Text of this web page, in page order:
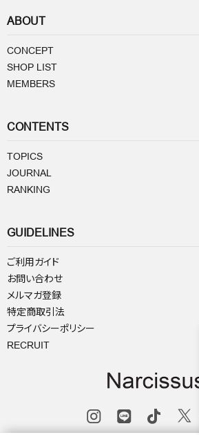
ABOUT
CONCEPT
SHOP LIST
MEMBERS
CONTENTS
TOPICS
JOURNAL
RANKING
GUIDELINES
ご利用ガイド
お問い合わせ
メルマガ登録
特定商取引法
プライバシーポリシー
RECRUIT